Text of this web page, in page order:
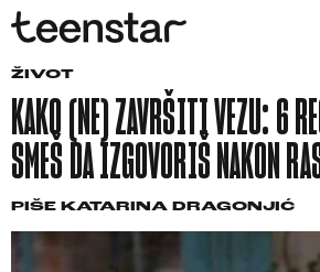
ŽIVOT
KAKO (NE) ZAVRŠITI VEZU: 6
SMEŠ DA IZGOVORIŠ NAKON
PIŠE KATARINA DRAGONJIĆ